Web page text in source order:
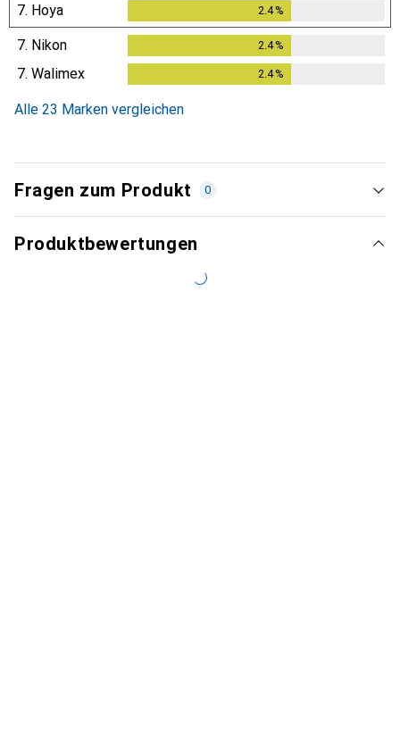
7. Hoya 2.4%
7. Nikon 2.4%
7. Walimex 2.4%
Alle 23 Marken vergleichen
Fragen zum Produkt 0
Produktbewertungen